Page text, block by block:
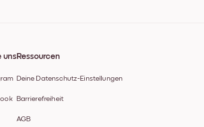
unsRessourcen
Deine Datenschutz-Einstellungen
Barrierefreiheit
AGB